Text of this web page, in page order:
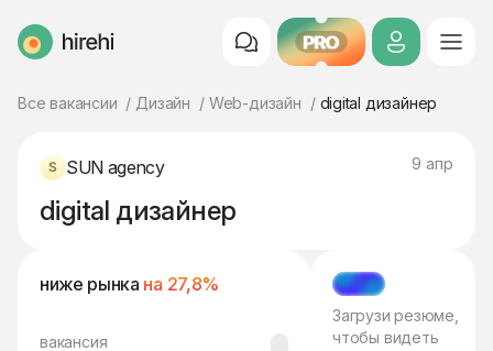
HireHi PRO
Все вакансии Дизайн Web-дизайн digital дизайнер
SUN agency 9 апр
digital дизайнер
ниже рынка на 27,8%
вакансия
МЭТЧ
Загрузи резюме,
чтобы видеть